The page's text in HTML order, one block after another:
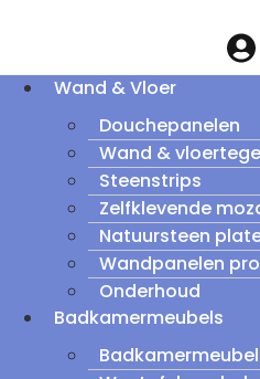
Wand & Vloer
Douchepanelen
Wand &
Steenstrips
Zelfklevende
Natuursteen
Wandpanelen
Onderhoud
Badkamermeubels